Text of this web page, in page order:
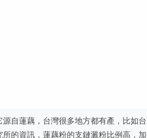
自蓮藕，台灣很多地方都有產，比如
的資訊，蓮藕粉的支鏈澱粉比例高，